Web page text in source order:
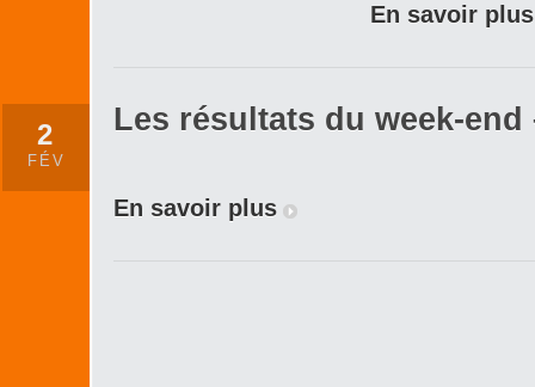
En savoir plus
2
FÉV
Les résultats du week-end
En savoir plus